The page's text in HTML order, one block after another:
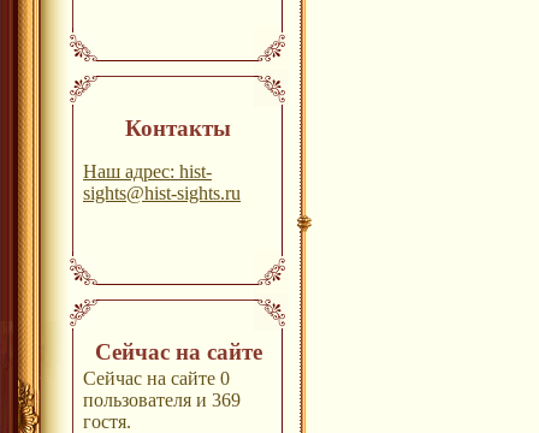
Контакты
Наш адрес: hist-
sights@hist-sights.ru
Сейчас на сайте
Сейчас на сайте 0
пользователя и 369
гостя.